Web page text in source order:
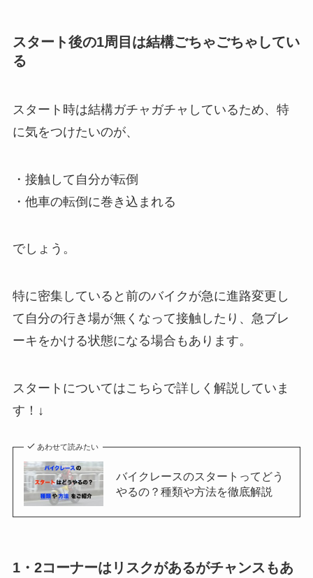
スタート後の1周目は結構ごちゃごちゃしてい
る
スタート時は結構ガチャガチャしているため、特
に気をつけたいのが、
・接触して自分が転倒
・他車の転倒に巻き込まれる
でしょう。
特に密集していると前のバイクが急に進路変更し
て自分の行き場が無くなって接触したり、急ブレ
ーキをかける状態になる場合もあります。
スタートについてはこちらで詳しく解説していま
す！↓
あわせて読みたい
バイクレースのスタートってどう
やるの？種類や方法を徹底解説
1・2コーナーはリスクがあるがチャンスもあ